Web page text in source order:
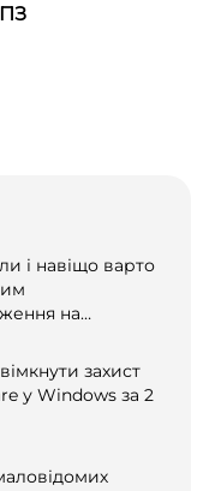
і навіщо варто
на
захист
у Windows за 2